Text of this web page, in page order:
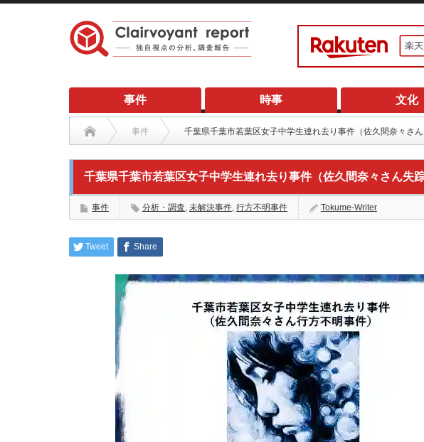
事件 時事 文化
事件 千葉県千葉市若葉区女子中学生連れ去り事件（佐久間奈々さん
千葉県千葉市若葉区女子中学生連れ去り事件（佐久間奈々さん失踪
事件 分析・調査, 未解決事件, 行方不明事件 Tokume-Writer
Tweet Share